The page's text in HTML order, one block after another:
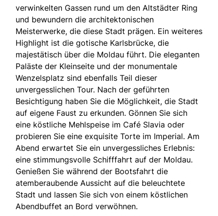
verwinkelten Gassen rund um den Altstädter Ring
und bewundern die architektonischen
Meisterwerke, die diese Stadt prägen. Ein weiteres
Highlight ist die gotische Karlsbrücke, die
majestätisch über die Moldau führt. Die eleganten
Paläste der Kleinseite und der monumentale
Wenzelsplatz sind ebenfalls Teil dieser
unvergesslichen Tour. Nach der geführten
Besichtigung haben Sie die Möglichkeit, die Stadt
auf eigene Faust zu erkunden. Gönnen Sie sich
eine köstliche Mehlspeise im Café Slavia oder
probieren Sie eine exquisite Torte im Imperial. Am
Abend erwartet Sie ein unvergessliches Erlebnis:
eine stimmungsvolle Schifffahrt auf der Moldau.
Genießen Sie während der Bootsfahrt die
atemberaubende Aussicht auf die beleuchtete
Stadt und lassen Sie sich von einem köstlichen
Abendbuffet an Bord verwöhnen.